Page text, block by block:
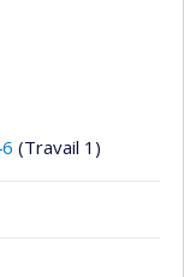
(Travail 1)